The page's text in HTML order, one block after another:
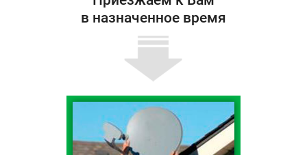
в назначенное время